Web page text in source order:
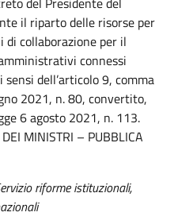
il riparto delle risorse per
collaborazione per il
connessi
dell’articolo 9, comma
2021, n. 80, convertito,
6 agosto 2021, n. 113.
MINISTRI – PUBBLICA
riforme istituzionali,